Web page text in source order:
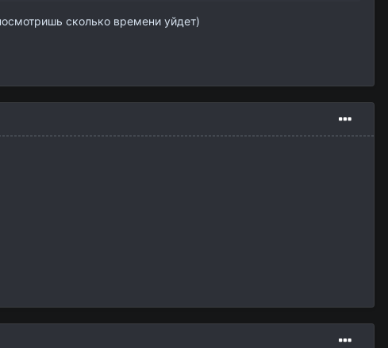
сколько времени уйдет)